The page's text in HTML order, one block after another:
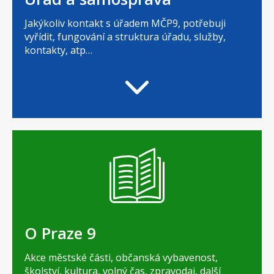
Jakýkoliv kontakt s úřadem MČP9, potřebuji
vyřídit, fungování a struktura úřadu, služby,
kontakty, atp…
O Praze 9
Akce městské části, občanská vybavenost,
školství, kultura, volný čas, zpravodaj, další